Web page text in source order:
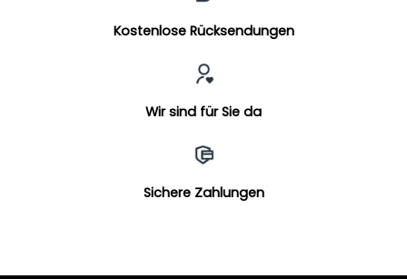
Kostenlose Rücksendungen
Wir sind für Sie da
Sichere Zahlungen